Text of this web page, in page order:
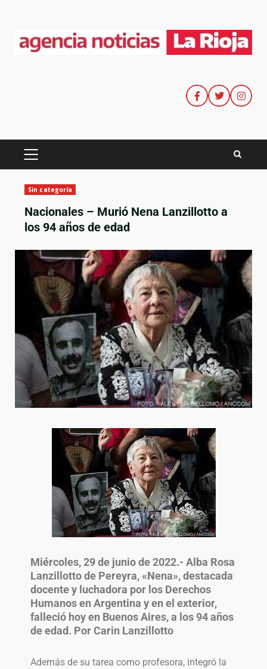
Sin categoría
Nacionales – Murió Nena Lanzillotto a
los 94 años de edad
Miércoles, 29 de junio de 2022.- Alba Rosa
Lanzillotto de Pereyra, «Nena», destacada
docente y luchadora por los Derechos
Humanos en Argentina y en el exterior,
falleció hoy en Buenos Aires, a los 94 años
de edad. Por Carin Lanzillotto
Además de su tarea como profesora, integró la